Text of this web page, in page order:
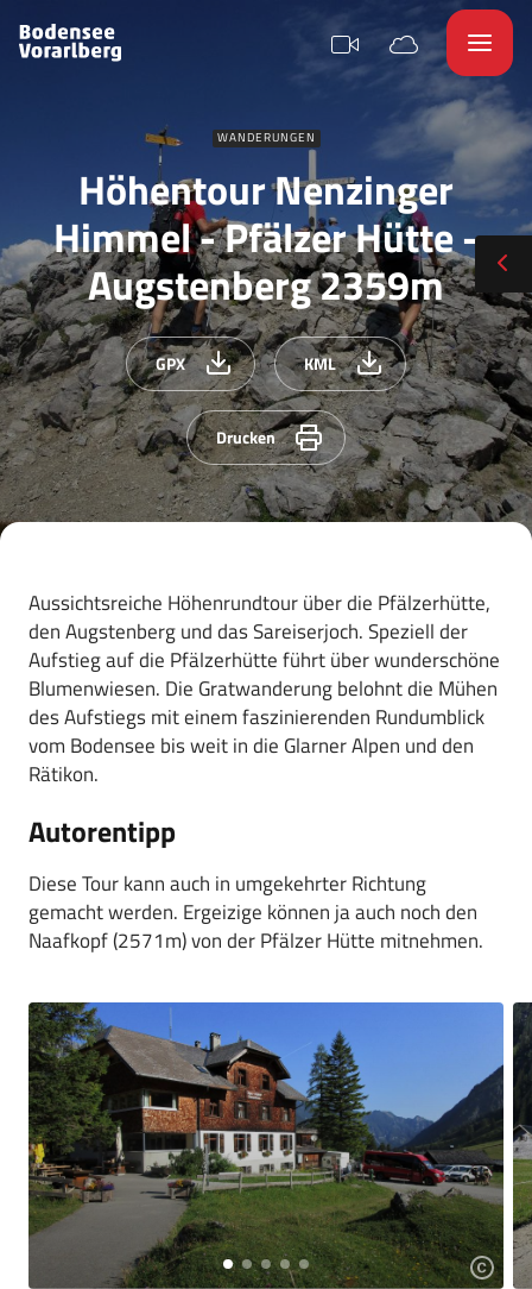
WANDERUNGEN
Höhentour Nenzinger
Himmel - Pfälzer Hütte -
Augstenberg 2359m
GPX KML
Drucken
Aussichtsreiche Höhenrundtour über die Pfälzerhütte,
den Augstenberg und das Sareiserjoch. Speziell der
Aufstieg auf die Pfälzerhütte führt über wunderschöne
Blumenwiesen. Die Gratwanderung belohnt die Mühen
des Aufstiegs mit einem faszinierenden Rundumblick
vom Bodensee bis weit in die Glarner Alpen und den
Rätikon.
Autorentipp
Diese Tour kann auch in umgekehrter Richtung
gemacht werden. Ergeizige können ja auch noch den
Naafkopf (2571m) von der Pfälzer Hütte mitnehmen.